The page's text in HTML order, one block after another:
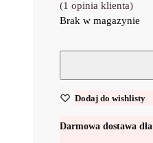
(1 opinia klienta)
Brak w magazynie
Dodaj do wishlisty
Darmowa dostawa